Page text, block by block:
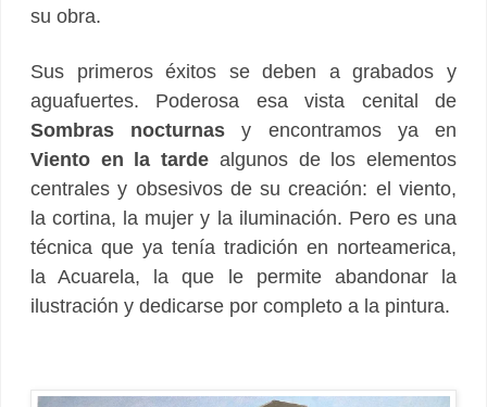
su obra.
Sus primeros éxitos se deben a grabados y
aguafuertes. Poderosa esa vista cenital de
Sombras nocturnas y encontramos ya en
Viento en la tarde algunos de los elementos
centrales y obsesivos de su creación: el viento,
la cortina, la mujer y la iluminación. Pero es una
técnica que ya tenía tradición en norteamerica,
la Acuarela, la que le permite abandonar la
ilustración y dedicarse por completo a la pintura.